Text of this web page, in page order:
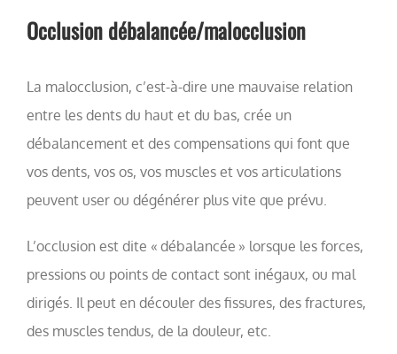
Occlusion débalancée/malocclusion
La malocclusion, c’est-à-dire une mauvaise relation
entre les dents du haut et du bas, crée un
débalancement et des compensations qui font que
vos dents, vos os, vos muscles et vos articulations
peuvent user ou dégénérer plus vite que prévu.
L’occlusion est dite « débalancée » lorsque les forces,
pressions ou points de contact sont inégaux, ou mal
dirigés. Il peut en découler des fissures, des fractures,
des muscles tendus, de la douleur, etc.